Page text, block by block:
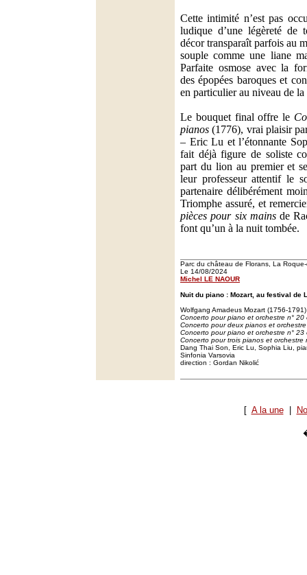
Cette intimité n’est pas
ludique d’une légèreté de
décor transparaît parfois au
souple comme une liane
Parfaite osmose avec la
des épopées baroques et
en particulier au niveau de
Le bouquet final offre le
pianos (1776), vrai plaisir
– Eric Lu et l’étonnante
fait déjà figure de soliste
part du lion au premier et
leur professeur attentif le
partenaire délibérément
Triomphe assuré, et
pièces pour six mainsde
font qu’un à la nuit tombée.
Parc du château de Florans, La
Le 14/08/2024
Michel LE NAOUR
Nuit du piano : Mozart, au festival de
Wolfgang Amadeus Mozart (1756-1791)
Concerto pour piano et orchestre n°
Concerto pour deux pianos et
Concerto pour piano et orchestre n°
Concerto pour trois pianos et orchestre
Dang Thai Son, Eric Lu, Sophia Liu,
Sinfonia Varsovia
direction : Gordan Nikolić
[ A la une|